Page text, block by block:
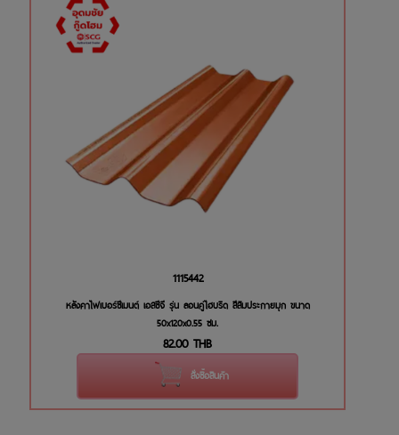
1115442
หลังคาไฟเบอร์ซีเมนต์ เอสซีจี รุ่น ลอนคู่ไฮบริด สีส้มประกายมุก ขนาด
50x120x0.55 ซม.
82.00 THB
สั่งซื้อสินค้า